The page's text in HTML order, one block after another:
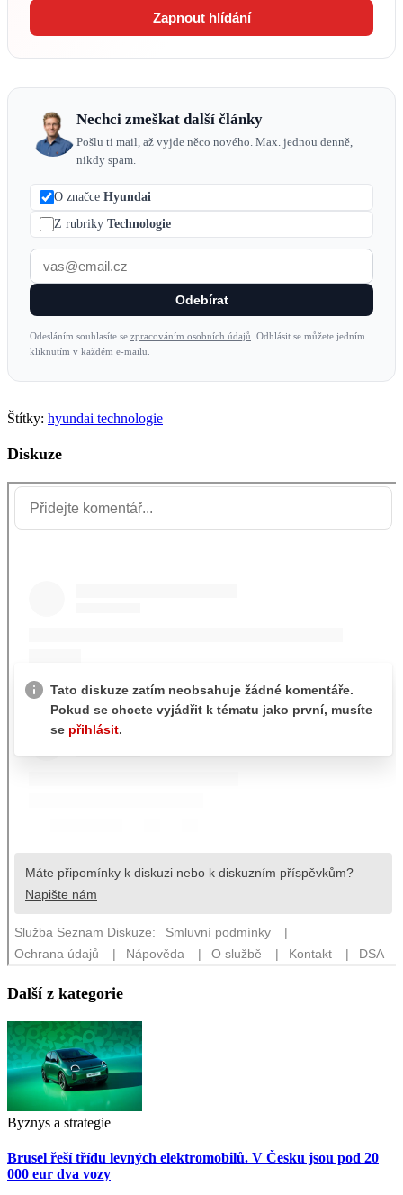
Zapnout hlídání
Nechci zmeškat další články
Pošlu ti mail, až vyjde něco nového. Max. jednou denně,
nikdy spam.
O značce Hyundai
Z rubriky Technologie
Odebírat
Odesláním souhlasíte se zpracováním osobních údajů . Odhlásit se můžete jedním
kliknutím v každém e-mailu.
Štítky: hyundai technologie
Diskuze
Další z kategorie
Byznys a strategie
Brusel řeší třídu levných elektromobilů. V Česku jsou pod 20
000 eur dva vozy